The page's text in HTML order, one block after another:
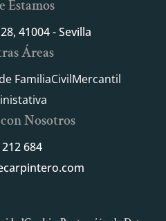
Estamos
41004 - Sevilla
Áreas
de FamiliaCivilMercantil
Nosotros
684